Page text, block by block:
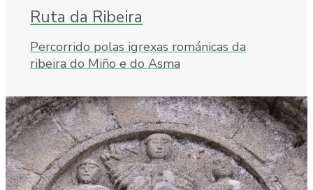
Ruta da Ribeira
Percorrido polas igrexas románicas da
ribeira do Miño e do Asma